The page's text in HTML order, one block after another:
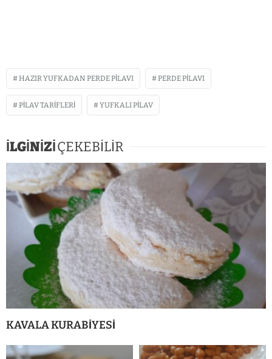
HAZIR YUFKADAN PERDE PILAVI PERDE PILAVI
PILAV TARIFLERI YUFKALI PILAV
İLGİNİZİÇEKEBİLİR
KAVALA KURABİYESİ